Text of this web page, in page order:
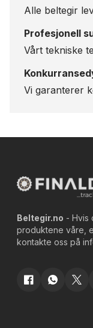
Alle beltegir
Profesjonell
Vårt tekniske
Vi garanterer
Beltegir.no - Hvis
produktene våre,
kontakte oss på